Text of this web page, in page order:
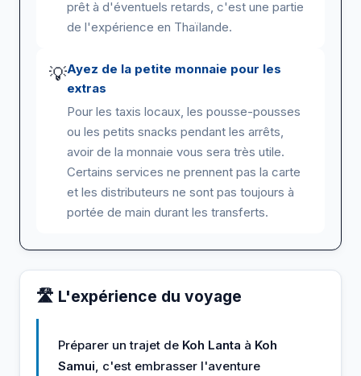
prêt à d'éventuels retards, c'est une partie
de l'expérience en Thaïlande.
💡Ayez de la petite monnaie pour les
extras
Pour les taxis locaux, les pousse-pousses
ou les petits snacks pendant les arrêts,
avoir de la monnaie vous sera très utile.
Certains services ne prennent pas la carte
et les distributeurs ne sont pas toujours à
portée de main durant les transferts.
🛣️ L'expérience du voyage
Préparer un trajet de Koh Lanta à Koh
Samui , c'est embrasser l'aventure